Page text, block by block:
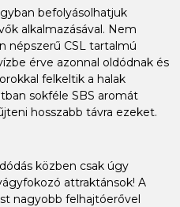
befolyásolhatjuk
alkalmazásával. Nem
népszerű CSL tartalmú
érve azonnal oldódnak és
felkeltik a halak
sokféle SBS aromát
hosszabb távra ezeket.
közben csak úgy
attraktánsok! A
nagyobb felhajtóerővel